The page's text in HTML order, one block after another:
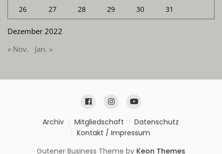
Dezember 2022
26 27 28 29 30 31
« Nov. Jan. »
Archiv Mitgliedschaft
Datenschutz
Kontakt / Impressum
Gutener Business Theme by Keon Themes